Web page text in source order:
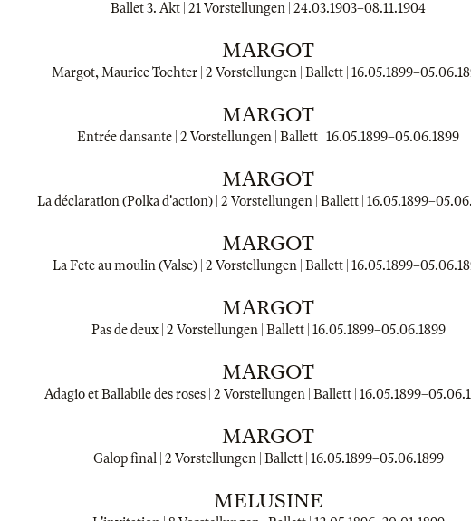
Ballet 3. Akt | 21 Vorstellungen | 24.03.1903–08.11.1904
MARGOT
Margot, Maurice Tochter | 2 Vorstellungen | Ballett | 16.05.1899–
MARGOT
Entrée dansante | 2 Vorstellungen | Ballett | 16.05.1899–05.06.1899
MARGOT
La déclaration (Polka d'action) | 2 Vorstellungen | Ballett | 16.05.1899–
MARGOT
La Fete au moulin (Valse) | 2 Vorstellungen | Ballett | 16.05.1899–
MARGOT
Pas de deux | 2 Vorstellungen | Ballett | 16.05.1899–05.06.1899
MARGOT
Adagio et Ballabile des roses | 2 Vorstellungen | Ballett | 16.05.1899–
MARGOT
Galop final | 2 Vorstellungen | Ballett | 16.05.1899–05.06.1899
MELUSINE